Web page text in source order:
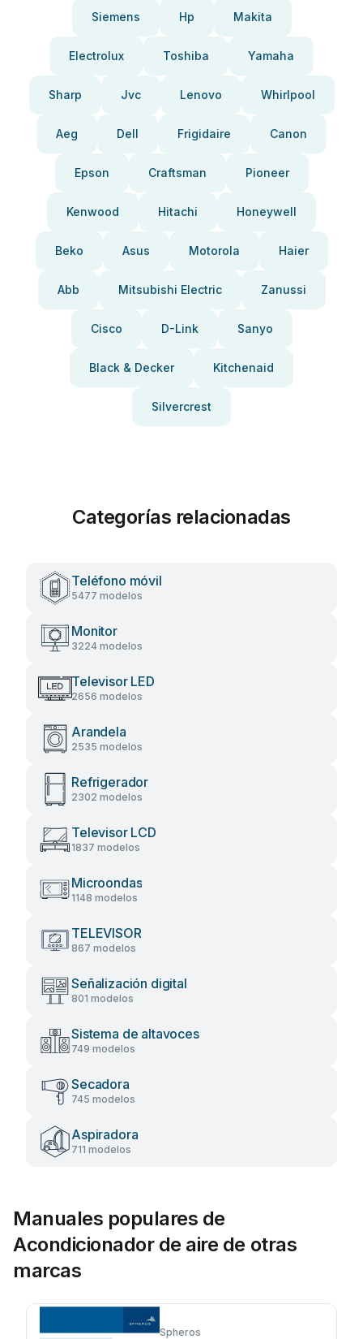
Siemens Hp Makita
Electrolux Toshiba Yamaha
Sharp Jvc Lenovo Whirlpool
Aeg Dell Frigidaire Canon
Epson Craftsman Pioneer
Kenwood Hitachi Honeywell
Beko Asus Motorola Haier
Abb Mitsubishi Electric Zanussi
Cisco D-Link Sanyo
Black & Decker Kitchenaid
Silvercrest
Categorías relacionadas
Teléfono móvil
5477 modelos
Monitor
3224 modelos
Televisor LED
2656 modelos
Arandela
2535 modelos
Refrigerador
2302 modelos
Televisor LCD
1837 modelos
Microondas
1148 modelos
TELEVISOR
867 modelos
Señalización digital
801 modelos
Sistema de altavoces
749 modelos
Secadora
745 modelos
Aspiradora
711 modelos
Manuales populares de
Acondicionador de aire de otras
marcas
Spheros